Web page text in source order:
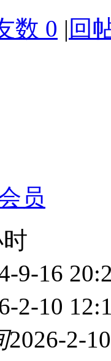
数 0 | 回
员
9-16
2-10
2026-2-